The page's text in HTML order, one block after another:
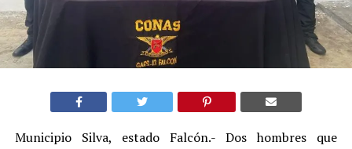
Municipio Silva, estado Falcón.- Dos hombres que